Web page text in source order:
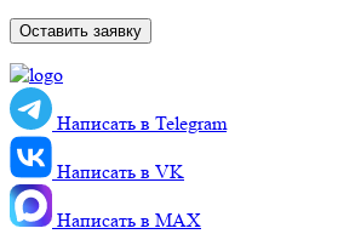
Написать в Telegram
Написать в VK
Написать в MАХ